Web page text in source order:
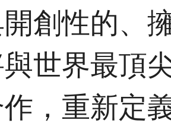
創性的、
世界最頂
，重新定